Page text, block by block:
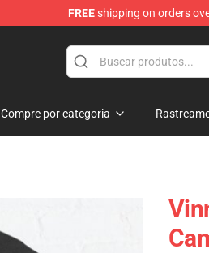
FREEshipping on orders
Compre por categoria